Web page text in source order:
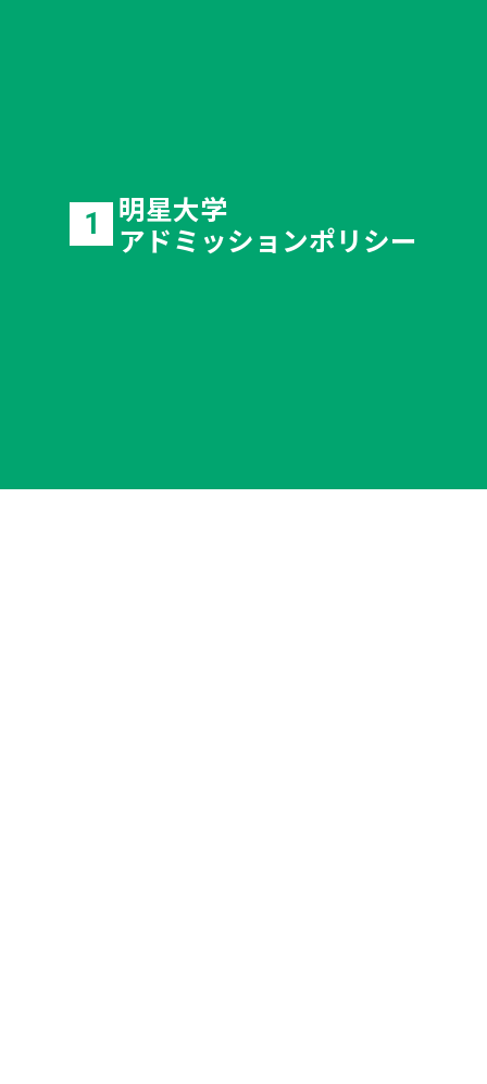
1
明星大学
アドミッションポリシー